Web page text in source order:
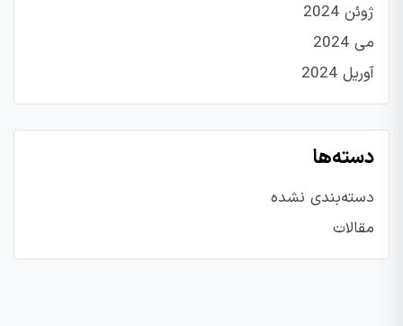
ژوئن 2024
می 2024
آوریل 2024
دسته‌ها
دسته‌بندی نشده
مقالات